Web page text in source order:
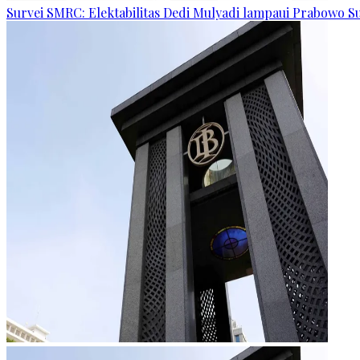
Survei SMRC: Elektabilitas Dedi Mulyadi lampaui Prabowo